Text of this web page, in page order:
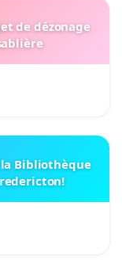
de dézonage
la Bibliothèque